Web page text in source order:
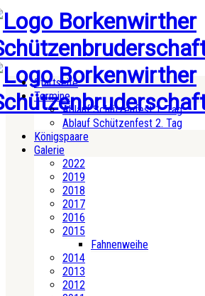
Startseite
Termine
Ablauf Schützenfest 1. Tag
Ablauf Schützenfest 2. Tag
Königspaare
Galerie
2022
2019
2018
2017
2016
2015
Fahnenweihe
2014
2013
2012